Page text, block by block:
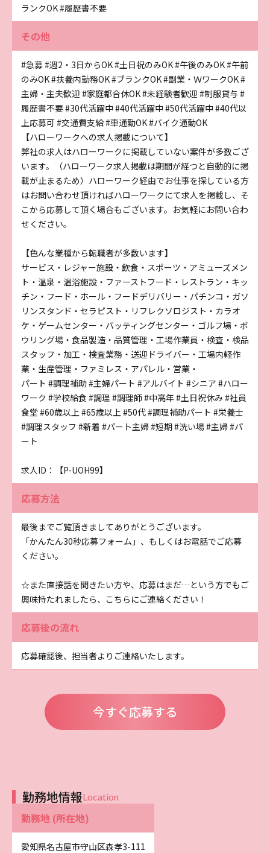
ランクOK#履歴書不要
その他
#急募#週2・3日からOK#土日祝のみOK#午後のみOK#午前
のみOK#扶養内勤務OK#ブランクOK#副業・ＷワークOK#
主婦・主夫歓迎 #家庭都合休OK#未経験者歓迎 #制服貸与#
履歴書不要#30代活躍中#40代活躍中#50代活躍中#40代以
上応募可 #交通費支給#車通勤OK#バイク通勤OK
【ハローワークへの求人掲載について】
弊社の求人はハローワークに掲載していない案件が多数ござ
います。（ハローワーク求人掲載は期間が経つと自動的に掲
載が止まるため）ハローワーク経由でお仕事を探している方
はお問い合わせ頂ければハローワークにて求人を掲載し、そ
こから応募して頂く場合もございます。お気軽にお問い合わ
せください。
【色んな業種から転職者が多数います】
サービス・レジャー施設・飲食・スポーツ・アミューズメン
ト・温泉・温浴施設・ファーストフード・レストラン・キッ
チン・フード・ホール・フードデリバリー・パチンコ・ガソ
リンスタンド・セラピスト・リフレクソロジスト・カラオ
ケ・ゲームセンター・バッティングセンター・ゴルフ場・ボ
ウリング場・食品製造・品質管理・工場作業員・検査・検品
スタッフ・加工・検査業務・送迎ドライバー・工場内軽作
業・生産管理・ファミレス・アパレル・営業・
パート #調理補助 #主婦パート #アルバイト #シニア #ハロー
ワーク #学校給食 #調理 #調理師 #中高年 #土日祝休み #社員
食堂 #60歳以上 #65歳以上 #50代 #調理補助パート #栄養士
#調理スタッフ #新着 #パート主婦 #短期 #洗い場 #主婦 #パ
ート
求人ID：【P-UOH99】
応募方法
最後までご覧頂きましてありがとうございます。
「かんたん30秒応募フォーム」、もしくはお電話でご応募
ください。
☆また直接話を聞きたい方や、応募はまだ…という方でもご
興味持たれましたら、こちらにご連絡ください！
応募後の流れ
応募確認後、担当者よりご連絡いたします。
今すぐ応募する
勤務地情報Location
勤務地 (所在地)
愛知県名古屋市守山区森孝3-111